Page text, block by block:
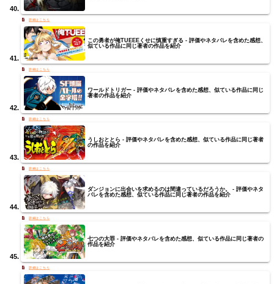
この勇者が俺TUEEEくせに慎重すぎる - 評価やネタバレを含めた感想、
似ている作品に同じ著者の作品を紹介
ワールドトリガー - 評価やネタバレを含めた感想、似ている作品に同じ
著者の作品を紹介
うしおととら - 評価やネタバレを含めた感想、似ている作品に同じ著者
の作品を紹介
ダンジョンに出会いを求めるのは間違っているだろうか。 - 評価やネタ
バレを含めた感想、似ている作品に同じ著者の作品を紹介
七つの大罪 - 評価やネタバレを含めた感想、似ている作品に同じ著者の
作品を紹介